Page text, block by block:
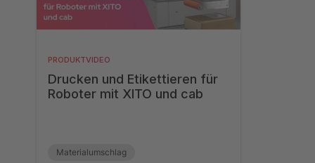
PRODUKTVIDEO
Drucken und Etikettieren für
Roboter mit XITO und cab
Materialumschlag